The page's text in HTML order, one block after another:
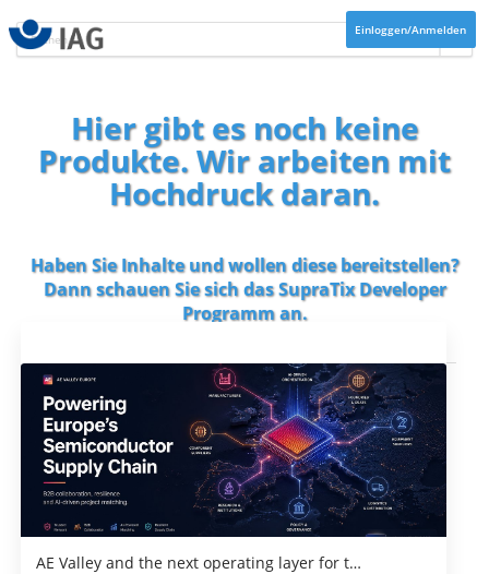
Einloggen/Anmelden
Hier gibt es noch keine
Produkte. Wir arbeiten mit
Hochdruck daran.
Haben Sie Inhalte und wollen diese bereitstellen?
Dann schauen Sie sich dasSupraTix Developer
Programman.
AE Valley and the next operating layer for t…